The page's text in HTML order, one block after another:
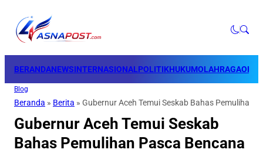
BERANDANEWSINTERNASIONALPOLITIKHUKUMOLAHRAGAOPINI
Blog
Beranda » Berita » Gubernur Aceh Temui Seskab Bahas Pemulihan
Gubernur Aceh Temui Seskab
Bahas Pemulihan Pasca Bencana